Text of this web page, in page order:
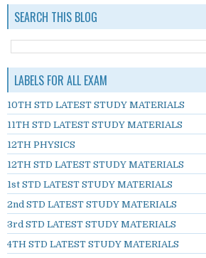
SEARCH THIS BLOG
LABELS FOR ALL EXAM
10TH STD LATEST STUDY MATERIALS
11TH STD LATEST STUDY MATERIALS
12TH PHYSICS
12TH STD LATEST STUDY MATERIALS
1st STD LATEST STUDY MATERIALS
2nd STD LATEST STUDY MATERIALS
3rd STD LATEST STUDY MATERIALS
4TH STD LATEST STUDY MATERIALS